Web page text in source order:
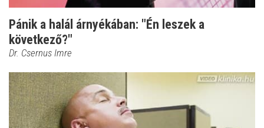
Pánik a halál árnyékában: "Én leszek a
következő?"
Dr. Csernus Imre